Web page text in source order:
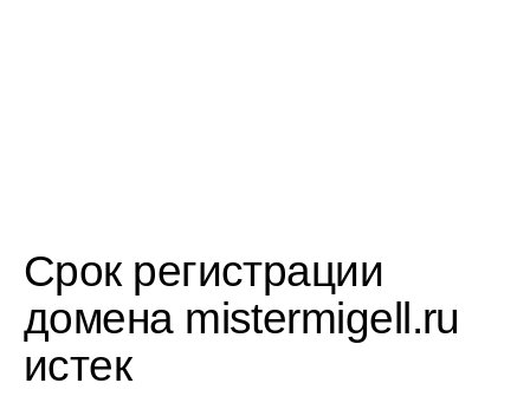
Срок регистрации
домена mistermigell.ru
истек